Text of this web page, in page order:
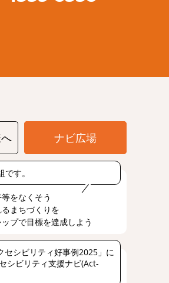
ナビ広場
す。
をなくそう
まちづくりを
プで目標を達成しよう
セシビリティ好事例2025」に
シビリティ支援ナビ(Act-